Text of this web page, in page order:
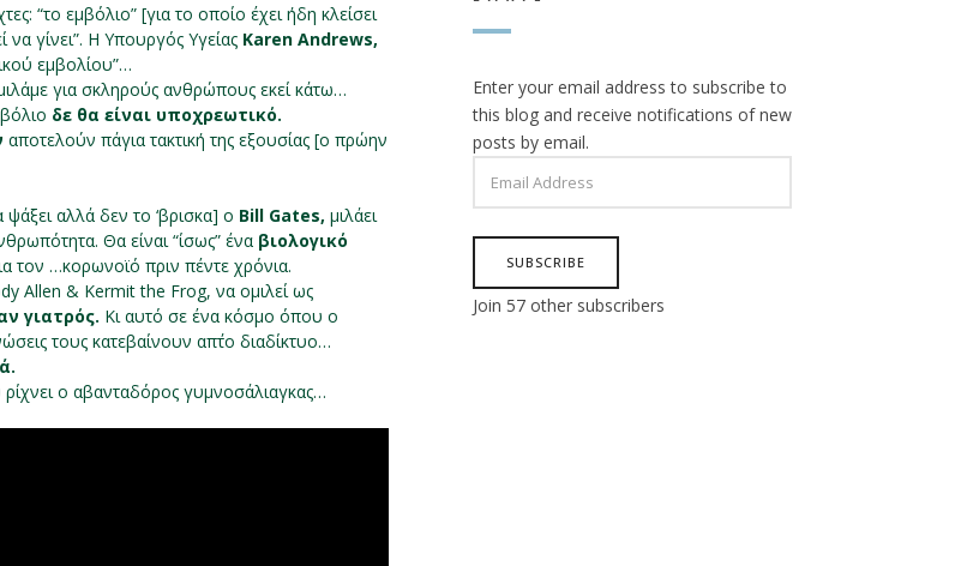
“το εμβόλιο” [για το οποίο έχει ήδη κλείσει
γίνει”. Η Υπουργός Υγείας Karen Andrews,
εμβολίου”…
για σκληρούς ανθρώπους εκεί κάτω…
δε θα είναι υποχρεωτικό.
αποτελούν πάγια τακτική της εξουσίας [ο πρώην
ψάξει αλλά δεν το ‘βρισκα] ο Bill Gates, μιλάει
Θα είναι “ίσως” ένα βιολογικό
τον …κορωνοϊό πριν πέντε χρόνια.
Allen & Kermit the Frog, να ομιλεί ως
γιατρός. Κι αυτό σε ένα κόσμο όπου ο
τους κατεβαίνουν απ΄το διαδίκτυο…
ο αβανταδόρος γυμνοσάλιαγκας…
Enter your email address to subscribe to
this blog and receive notifications of new
posts by email.
ADDRESS
SUBSCRIBE
Join 57 other subscribers